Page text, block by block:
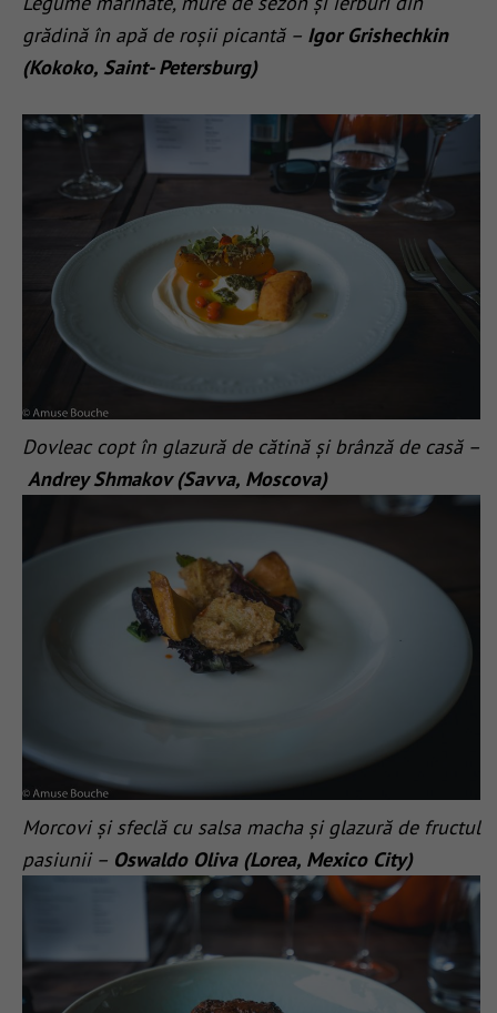
grădină în apă de roșii picantă – Igor Grishechkin
(Kokoko, Saint- Petersburg)
Dovleac copt în glazură de cătină și brânză de casă –
Andrey Shmakov (Savva, Moscova)
Morcovi și sfeclă cu salsa macha și glazură de fructul
pasiunii – Oswaldo Oliva (Lorea, Mexico City)